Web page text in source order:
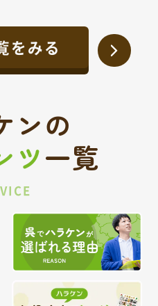
をみる
ンの
ツ一覧